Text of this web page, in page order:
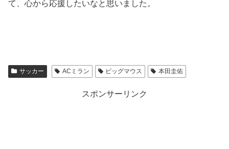
て、心から応援したいなと思いました。
サッカー ACミラン ビッグマウス 本田圭佑
スポンサーリンク